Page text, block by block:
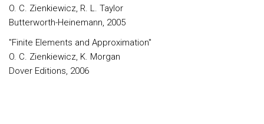
O. C. Zienkiewicz, R. L. Taylor
Butterworth-Heinemann, 2005
"Finite Elements and Approximation"
O. C. Zienkiewicz, K. Morgan
Dover Editions, 2006